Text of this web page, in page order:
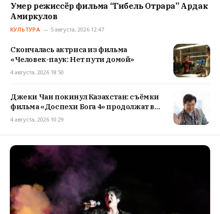
Умер режиссёр фильма “Гибель Отрара” Ардак
Амиркулов
КУЛЬТУРА 5 августа, 2026 12:47
Скончалась актриса из фильма
«Человек-паук: Нет пути домой»
4 августа, 2026 18:50
Джеки Чан покинул Казахстан: съёмки
фильма «Доспехи Бога 4» продолжат в
Баку
4 августа, 2026 10:29